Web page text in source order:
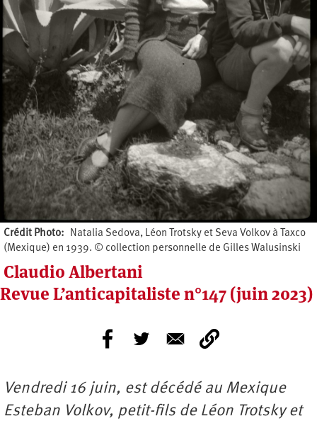
Crédit Photo
Natalia Sedova, Léon Trotsky et Seva Volkov à Taxco
(Mexique) en 1939. © collection personnelle de Gilles Walusinski
Claudio Albertani
Revue L’anticapitaliste n°147 (juin 2023)
Vendredi 16 juin, est décédé au Mexique
Esteban Volkov, petit-fils de Léon Trotsky et